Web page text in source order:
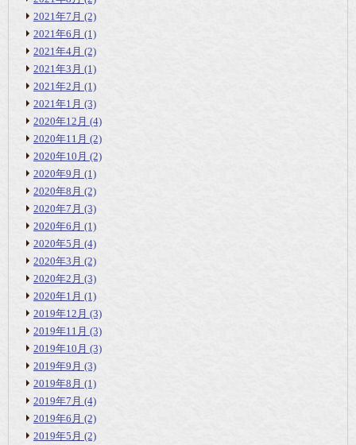
2021年7月 (2)
2021年6月 (1)
2021年4月 (2)
2021年3月 (1)
2021年2月 (1)
2021年1月 (3)
2020年12月 (4)
2020年11月 (2)
2020年10月 (2)
2020年9月 (1)
2020年8月 (2)
2020年7月 (3)
2020年6月 (1)
2020年5月 (4)
2020年3月 (2)
2020年2月 (3)
2020年1月 (1)
2019年12月 (3)
2019年11月 (3)
2019年10月 (3)
2019年9月 (3)
2019年8月 (1)
2019年7月 (4)
2019年6月 (2)
2019年5月 (2)